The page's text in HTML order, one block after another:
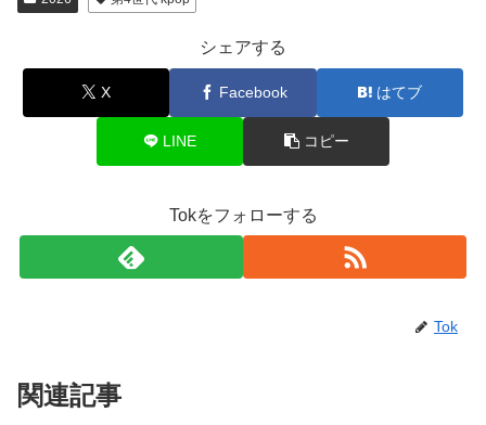
シェアする
X Facebook はてブ
LINE コピー
Tokをフォローする
Tok
関連記事